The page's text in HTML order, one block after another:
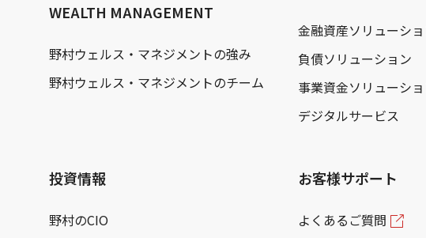
WEALTH MANAGEMENT
野村ウェルス・マネジメントの強み
野村ウェルス・マネジメントのチーム
金融資産ソリューシ
負債ソリューション
事業資金ソリューシ
デジタルサービス
投資情報
野村のCIO
お客様サポート
よくあるご質問